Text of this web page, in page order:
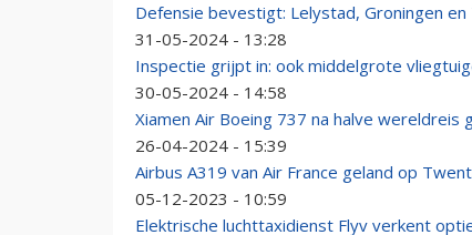
Defensie bevestigt: Lelystad, Groningen
31-05-2024 - 13:28
Inspectie grijpt in: ook middelgrote
30-05-2024 - 14:58
Xiamen Air Boeing 737 na halve
26-04-2024 - 15:39
Airbus A319 van Air France geland op
05-12-2023 - 10:59
Elektrische luchttaxidienst Flyv verkent